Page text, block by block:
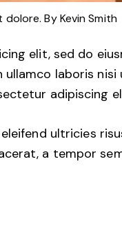
dolore. ByKevin Smith
elit, sed do
laboris
adipiscing
ultricies
a tempor